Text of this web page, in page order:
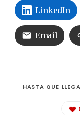
LinkedIn
Email
HASTA QUE